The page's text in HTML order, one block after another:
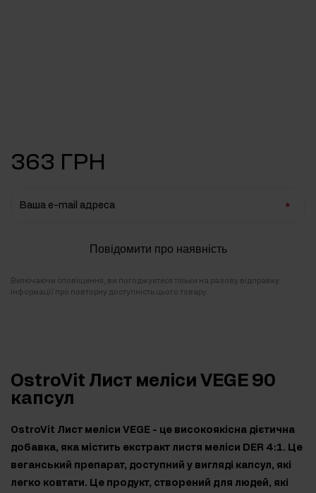
363 ГРН
Ваша e-mail адреса
Повідомити про наявність
Включаючи сповіщення, ви погоджуєтеся тільки на разову відправку
інформації про повторну доступність цього товару.
OstroVit Лист меліси VEGE 90
капсул
OstroVit Лист меліси VEGE - це високоякісна дієтична
добавка, яка містить екстракт листя меліси DER 4:1. Це
веганський препарат, доступний у вигляді капсул, які
легко ковтати. Це продукт, створений для людей, які